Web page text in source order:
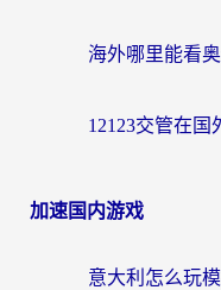
加速国内游戏